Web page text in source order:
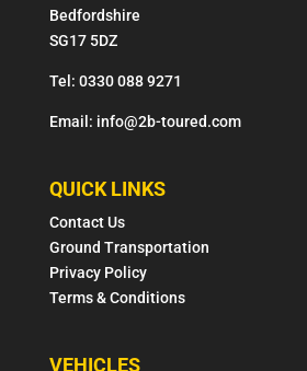
Bedfordshire
SG17 5DZ
Tel: 0330 088 9271
Email: info@2b-toured.com
QUICK LINKS
Contact Us
Ground Transportation
Privacy Policy
Terms & Conditions
VEHICLES